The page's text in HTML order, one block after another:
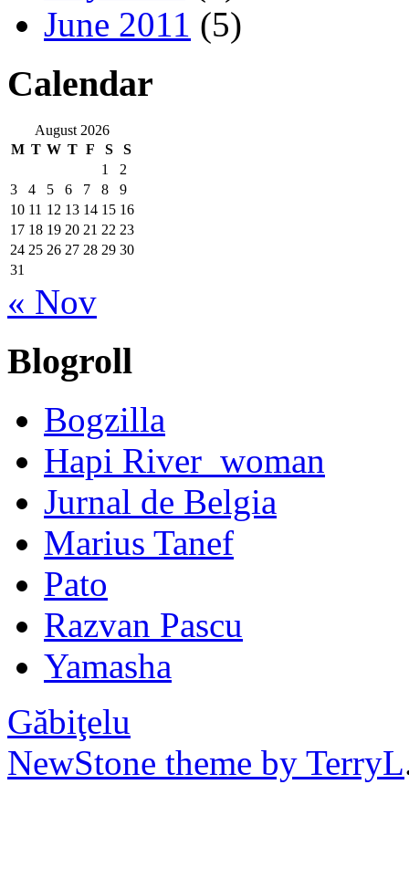
June 2011 (5)
Calendar
August 2026
M T W T F S
S
1
2
3
4 5 6 7 8
9
10 11 12 13 14 15 16
17 18 19 20 21 22 23
24 25 26 27 28 29 30
31
« Nov
Blogroll
Bogzilla
Hapi River_woman
Jurnal de Belgia
Marius Tanef
Pato
Razvan Pascu
Yamasha
Găbiţelu
NewStone theme by TerryL